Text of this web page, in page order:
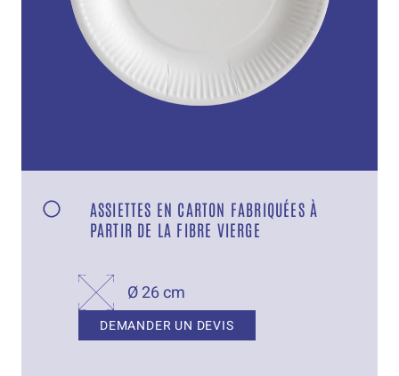
ASSIETTES EN CARTON FABRIQUÉES À
PARTIR DE LA FIBRE VIERGE
Ø 26 cm
DEMANDER UN DEVIS